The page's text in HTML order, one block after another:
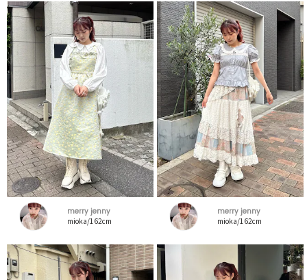
merry jenny
mioka/162cm
merry jenny
mioka/162cm